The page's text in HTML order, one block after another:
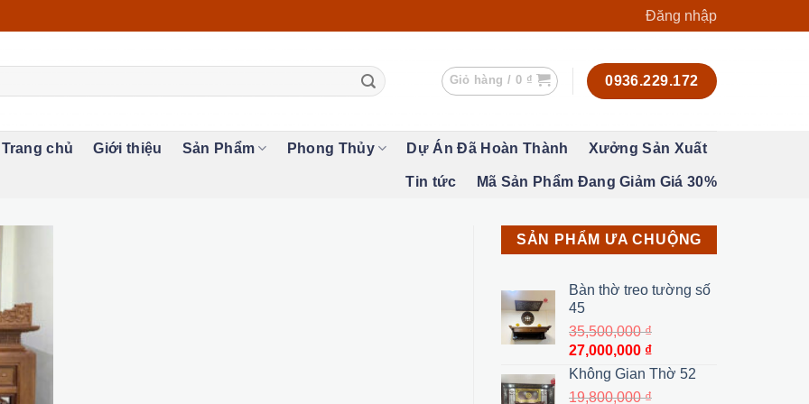
Đăng nhập
Giỏ hàng / 0 ₫ 0936.229.172
Trang chủ Giới thiệu Sản Phẩm Phong Thủy Dự Án Đã Hoàn Thành Xưởng Sản Xuất
Tin tức Mã Sản Phẩm Đang Giảm Giá 30%
SẢN PHẨM ƯA CHUỘNG
Bàn thờ treo tường số
45
35,500,000₫
Giá
gốc
27,000,000 ₫Giá
hiện
Không Gian Thờ 52
19,800,000₫